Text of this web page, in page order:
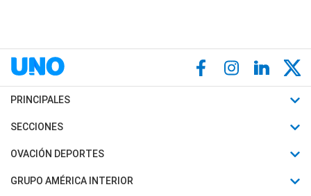
PRINCIPALES
Últimas Noticias
Política
SECCIONES
Horóscopo
Motores
OVACIÓN DEPORTES
Fútbol
GRUPO AMÉRICA INTERIOR